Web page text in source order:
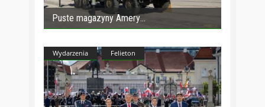
Puste magazyny Amery
Wydarzenia Felieton